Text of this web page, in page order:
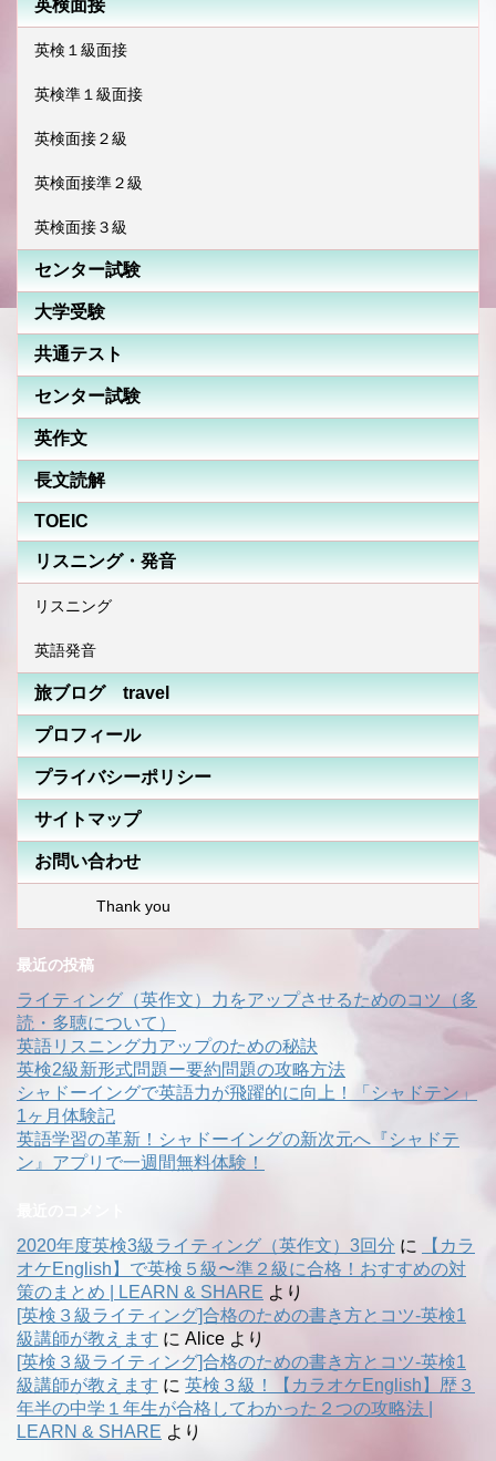
英検面接
英検１級面接
英検準１級面接
英検面接２級
英検面接準２級
英検面接３級
センター試験
大学受験
共通テスト
センター試験
英作文
長文読解
TOEIC
リスニング・発音
リスニング
英語発音
旅ブログ travel
プロフィール
プライバシーポリシー
サイトマップ
お問い合わせ
Thank you
最近の投稿
ライティング（英作文）力をアップさせるためのコツ（多
読・多聴について）
英語リスニング力アップのための秘訣
英検2級新形式問題ー要約問題の攻略方法
シャドーイングで英語力が飛躍的に向上！「シャドテン」
1ヶ月体験記
英語学習の革新！シャドーイングの新次元へ『シャドテ
ン』アプリで一週間無料体験！
2020年度英検3級ライティング（英作文）3回分 に
【カラ
オケEnglish】で英検５級〜準２級に合格！おすすめの対
策のまとめ | LEARN & SHARE より
[英検３級ライティング]合格のための書き方とコツ-英検1
級講師が教えます に Alice より
[英検３級ライティング]合格のための書き方とコツ-英検1
級講師が教えます に 英検３級！【カラオケEnglish】歴３
年半の中学１年生が合格してわかった２つの攻略法 |
LEARN & SHARE より